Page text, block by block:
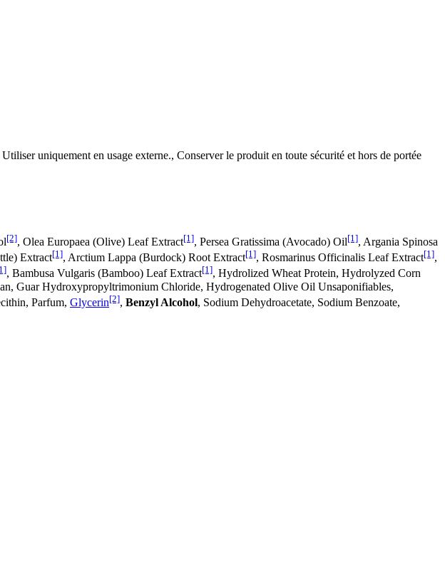
uniquement en usage externe., Conserver le produit en toute sécurité et hors de portée
[2], Olea Europaea (Olive) Leaf Extract[1], Persea Gratissima (Avocado) Oil[1], Argania Spinosa
Extract[1], Arctium Lappa (Burdock) Root Extract[1], Rosmarinus Officinalis Leaf Extract[1],
, Bambusa Vulgaris (Bamboo) Leaf Extract[1], Hydrolized Wheat Protein, Hydrolyzed Corn
Guar Hydroxypropyltrimonium Chloride, Hydrogenated Olive Oil Unsaponifiables,
Parfum, Glycerin[2], Benzyl Alcohol, Sodium Dehydroacetate, Sodium Benzoate,